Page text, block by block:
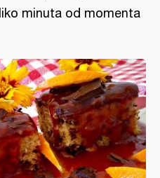
minuta od momenta